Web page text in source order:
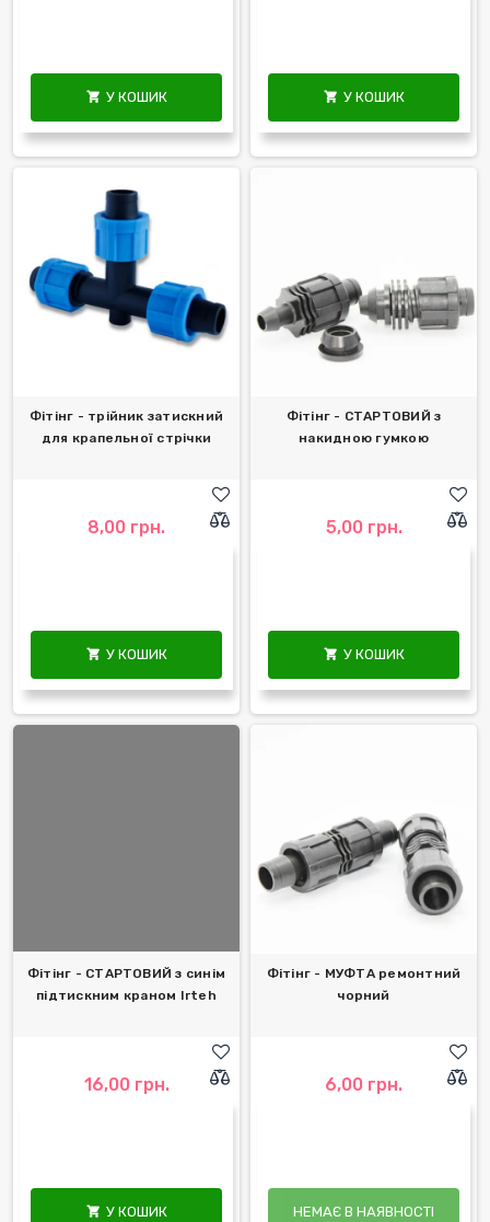
 У КОШИК  У КОШИК
Фітінг - трійник затискний
для крапельної стрічки
8,00 грн.
 У КОШИК
Фітінг - СТАРТОВИЙ з
накидною гумкою
5,00 грн.
 У КОШИК
Фітінг - СТАРТОВИЙ з синім
підтискним краном Irteh
16,00 грн.
 У КОШИК
Фітінг - МУФТА ремонтний
чорний
6,00 грн.
НЕМАЄ В НАЯВНОСТІ